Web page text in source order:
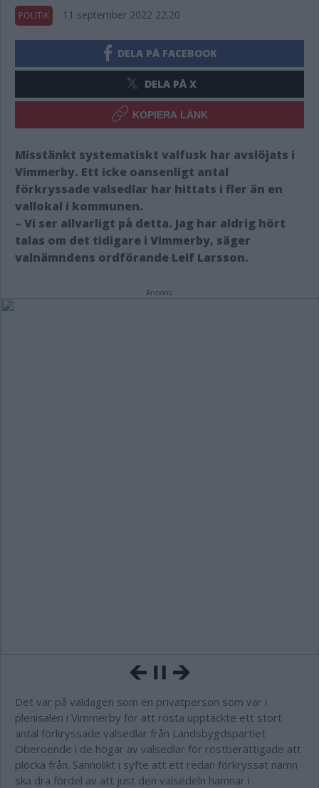
POLITIK 11 september 2022 22.20
DELA PÅ FACEBOOK
DELA PÅ X
KOPIERA LÄNK
Misstänkt systematiskt valfusk har avslöjats i
Vimmerby. Ett icke oansenligt antal
förkryssade valsedlar har hittats i fler än en
vallokal i kommunen.
– Vi ser allvarligt på detta. Jag har aldrig hört
talas om det tidigare i Vimmerby, säger
valnämndens ordförande Leif Larsson.
Annons:
Det var på valdagen som en privatperson som var i
plenisalen i Vimmerby för att rösta upptäckte ett stort
antal förkryssade valsedlar från Landsbygdspartiet
Oberoende i de högar av valsedlar för röstberättigade att
plocka från. Sannolikt i syfte att ett redan förkryssat namn
ska dra fördel av att just den valsedeln hamnar i